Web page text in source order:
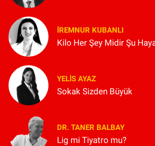
İREMNUR KUBANLI
Kilo Her Şey Midir Şu
YELIS AYAZ
Sokak Sizden Büyük
DR. TANER BALBAY
Lig mi Tiyatro mu?